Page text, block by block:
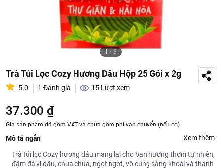
1 / 3
Trà Túi Lọc Cozy Hương Dâu Hộp 25 Gói x 2g
5.0 1 Đánh giá 15 Lượt xem
37.300 ₫
Giá sản phẩm đã gồm VAT và chưa gồm phí vận chuyển (nếu có)
Mô tả ngắn Xem thêm
Trà túi lọc Cozy hương dâu mang lại cho bạn hương thơm tự nhiên,
đậm đà vị dâu, chua chua, ngọt ngọt, vô cùng sảng khoái và thanh